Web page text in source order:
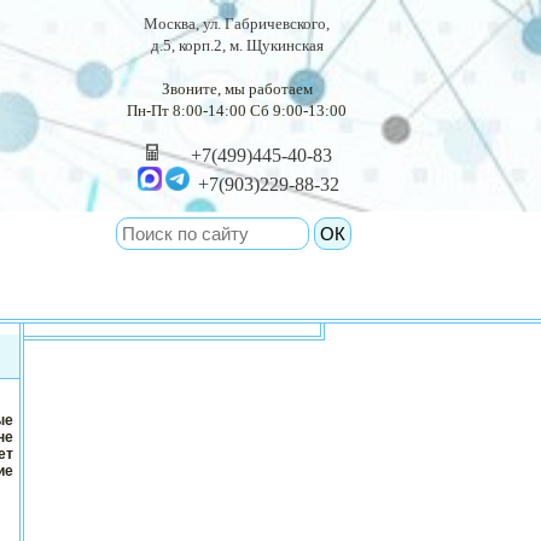
Москва, ул. Габричевского,
д.5, корп.2, м. Щукинская
Звоните, мы работаем
Пн-Пт 8:00-14:00 Сб 9:00-13:00
+7(499)445-40-83
+7(903)229-88-32